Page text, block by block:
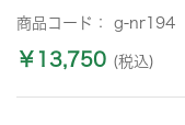
商品コード： g-nr194
￥13,750 (税込)